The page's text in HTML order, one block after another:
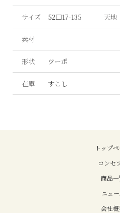
サイズ 52□17-135 天地
素材
形状 ツーポ
在庫 すこし
トップ
コンセ
商品一
ニュー
会社